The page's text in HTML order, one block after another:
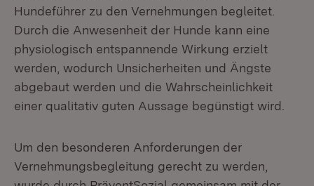
Hundeführer zu den Vernehmungen begleitet.
Durch die Anwesenheit der Hunde kann eine
physiologisch entspannende Wirkung erzielt
werden, wodurch Unsicherheiten und Ängste
abgebaut werden und die Wahrscheinlichkeit
einer qualitativ guten Aussage begünstigt wird.
Um den besonderen Anforderungen der
Vernehmungsbegleitung gerecht zu werden,